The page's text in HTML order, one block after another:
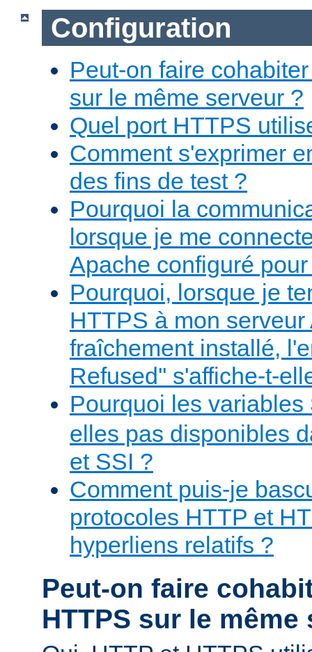
Configuration
Peut-on faire
sur le même serveur ?
Quel port HTTPS
Comment s'exprimer
des fins de test ?
Pourquoi la
lorsque je me
Apache configuré
Pourquoi, lorsque je
HTTPS à mon
fraîchement installé,
Refused'' s'affiche-t-
Pourquoi les variables
elles pas disponibles
et SSI ?
Comment puis-je
protocoles HTTP et
hyperliens relatifs ?
Peut-on faire
HTTPS sur le même